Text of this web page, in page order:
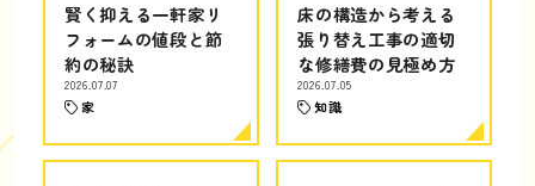
賢く抑える一軒家リ
フォームの値段と節
約の秘訣
2026.07.07
家
床の構造から考える
張り替え工事の適切
な修繕費の見極め方
2026.07.05
知識